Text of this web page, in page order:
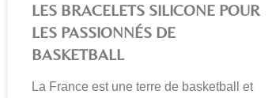
LES BRACELETS SILICONE POUR
LES PASSIONNÉS DE
BASKETBALL
La France est une terre de basketball et